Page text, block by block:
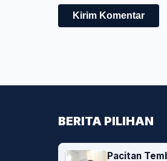
BERITA PILIHAN
Pacitan